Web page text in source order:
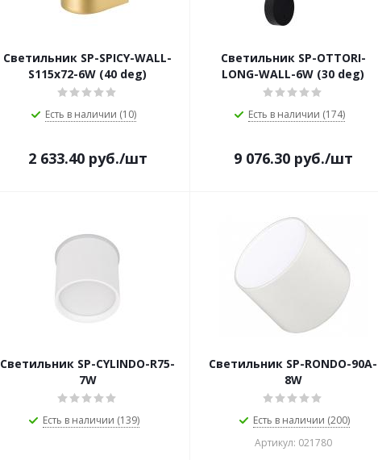
Светильник SP-SPICY-WALL-
S115x72-6W (40 deg)
Есть в наличии (10)
2 633.40руб./шт
Светильник SP-OTTORI-
LONG-WALL-6W (30 deg)
Есть в наличии (174)
9 076.30руб./шт
Светильник SP-CYLINDO-R75-
7W
Есть в наличии (139)
Светильник SP-RONDO-90A-
8W
Есть в наличии (200)
Артикул: 021780